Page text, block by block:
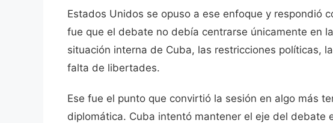
Estados Unidos se opuso a ese enfoque y respondió
fue que el debate no debía centrarse únicamente en
situación interna de Cuba, las restricciones políticas,
falta de libertades.
Ese fue el punto que convirtió la sesión en algo más
diplomática. Cuba intentó mantener el eje del debate